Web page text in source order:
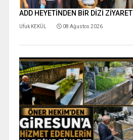
ADD HEYETİNDEN BİR DİZİ ZİYARET
Ufuk KEKÜL 08 Ağustos 2026